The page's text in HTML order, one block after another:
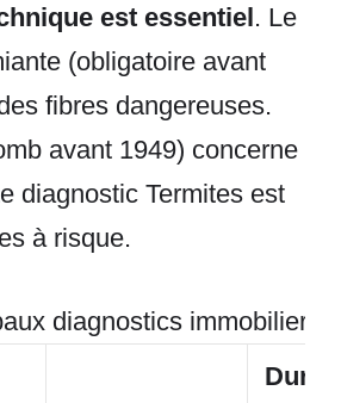
est essentiel. Le
(obligatoire avant
fibres dangereuses.
avant 1949) concerne
diagnostic Termites est
à risque.
diagnostics immobiliers
Durée